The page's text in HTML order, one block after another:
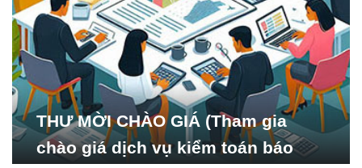
THƯ MỜI CHÀO GIÁ (Tham gia
chào giá dịch vụ kiểm toán báo